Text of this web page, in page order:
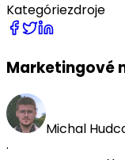
Kategóriezdroje
Marketingové
Michal
·